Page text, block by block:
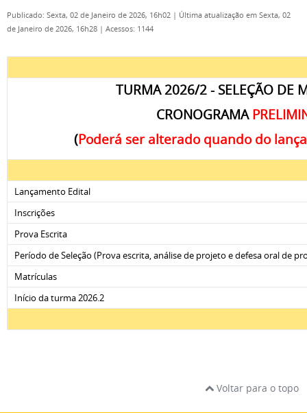
Publicado: Sexta, 02 de Janeiro de 2026, 16h02 | Última atualização em Sexta, 02
de Janeiro de 2026, 16h28 | Acessos: 1144
TURMA 2026/2 - SELEÇÃO DE
CRONOGRAMA
(Poderá ser alterado quando do
Lançamento Edital
Inscrições
Prova Escrita
Período de Seleção (Prova escrita, análise de projeto e defesa oral de
Matrículas
Início da turma 2026.2
Voltar para o topo